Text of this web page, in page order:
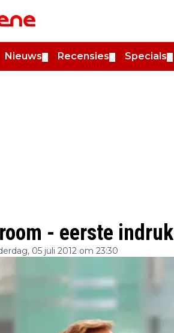
Nieuws Recensies Specials
- eerste indruk
05 juli 2012 om 23:30